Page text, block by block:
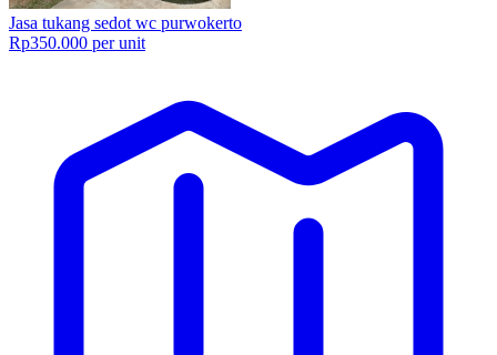
Jasa tukang sedot wc purwokerto
Rp350.000 per unit